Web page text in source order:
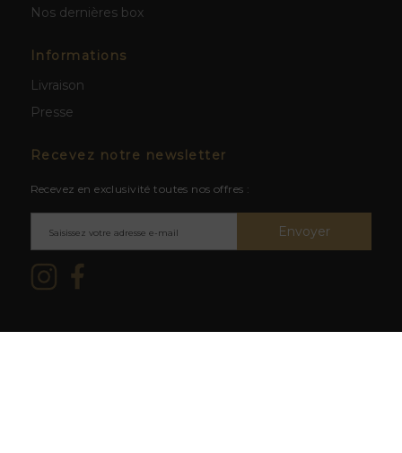
Nos dernières box
Informations
Livraison
Presse
Recevez notre newsletter
Recevez en exclusivité toutes nos offres :
Envoyer